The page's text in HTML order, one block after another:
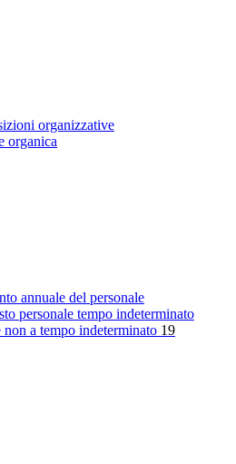
organizzative
organica
annuale del personale
personale tempo indeterminato
non a tempo indeterminato 19